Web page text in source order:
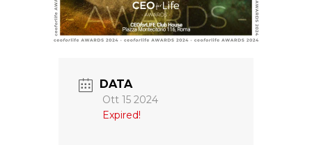
DATA
Ott 15 2024
Expired!